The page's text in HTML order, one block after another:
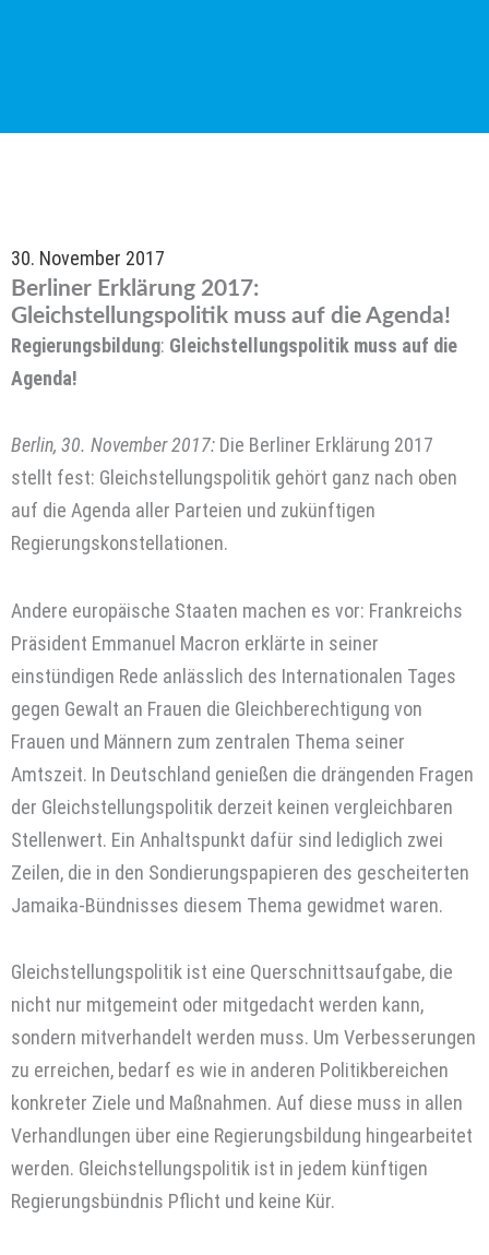
30. November 2017
Berliner Erklärung 2017:
Gleichstellungspolitik muss auf die Agenda!
Regierungsbildung: Gleichstellungspolitik muss auf die
Agenda!
Berlin, 30. November 2017: Die Berliner Erklärung 2017
stellt fest: Gleichstellungspolitik gehört ganz nach oben
auf die Agenda aller Parteien und zukünftigen
Regierungskonstellationen.
Andere europäische Staaten machen es vor: Frankreichs
Präsident Emmanuel Macron erklärte in seiner
einstündigen Rede anlässlich des Internationalen Tages
gegen Gewalt an Frauen die Gleichberechtigung von
Frauen und Männern zum zentralen Thema seiner
Amtszeit. In Deutschland genießen die drängenden Fragen
der Gleichstellungspolitik derzeit keinen vergleichbaren
Stellenwert. Ein Anhaltspunkt dafür sind lediglich zwei
Zeilen, die in den Sondierungspapieren des gescheiterten
Jamaika-Bündnisses diesem Thema gewidmet waren.
Gleichstellungspolitik ist eine Querschnittsaufgabe, die
nicht nur mitgemeint oder mitgedacht werden kann,
sondern mitverhandelt werden muss. Um Verbesserungen
zu erreichen, bedarf es wie in anderen Politikbereichen
konkreter Ziele und Maßnahmen. Auf diese muss in allen
Verhandlungen über eine Regierungsbildung hingearbeitet
werden. Gleichstellungspolitik ist in jedem künftigen
Regierungsbündnis Pflicht und keine Kür.